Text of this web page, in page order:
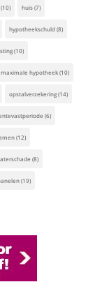
huis(7)
hypotheekschuld(8)
(10)
maximale hypotheek(10)
opstalverzekering(14)
(6)
(12)
(8)
(19)